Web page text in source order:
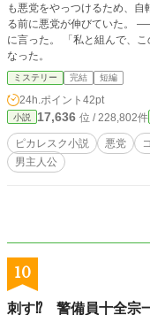
も悪党をやっつけるため、
る前に悪党が伸びていた。
に言った。 「私と組んで、
なった。
ミステリー 完結 短編
24h.ポイント 42pt
小説 17,636 位 / 228,802件
ピカレスク小説 悪党
男主人公
10
刺す⁉ 警備員十全宗